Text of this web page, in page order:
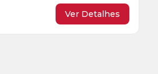
Ver Detalhes